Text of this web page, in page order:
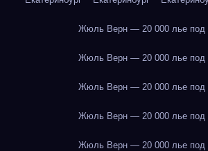
Жюль Верн — 20 000 лье под
Жюль Верн — 20 000 лье под
Жюль Верн — 20 000 лье под
Жюль Верн — 20 000 лье под
Жюль Верн — 20 000 лье под